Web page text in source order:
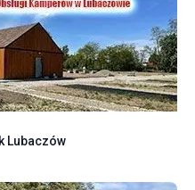
Lubaczów